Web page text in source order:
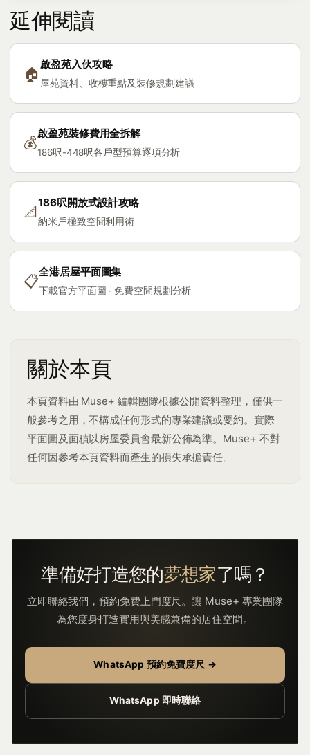
延伸閱讀
🏠
啟盈苑入伙攻略
屋苑資料、收樓重點及裝修規劃建議
💰
啟盈苑裝修費用全拆解
186呎-448呎各戶型預算逐項分析
📐
186呎開放式設計攻略
納米戶極致空間利用術
📋
全港居屋平面圖集
下載官方平面圖 · 免費空間規劃分析
關於本頁
本頁資料由 Muse+ 編輯團隊根據公開資料整理，僅供一
般參考之用，不構成任何形式的專業建議或要約。實際
平面圖及面積以房屋委員會最新公佈為準。Muse+ 不對
任何因參考本頁資料而產生的損失承擔責任。
準備好打造您的夢想家了嗎？
立即聯絡我們，預約免費上門度尺。讓 Muse+ 專業團隊
為您度身打造實用與美感兼備的居住空間。
WhatsApp 預約免費度尺 →
WhatsApp 即時聯絡